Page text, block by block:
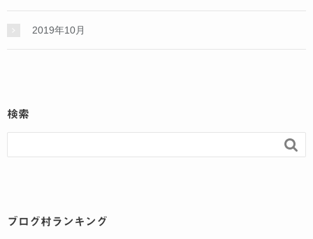
2019年10月
検索

ブログ村ランキング